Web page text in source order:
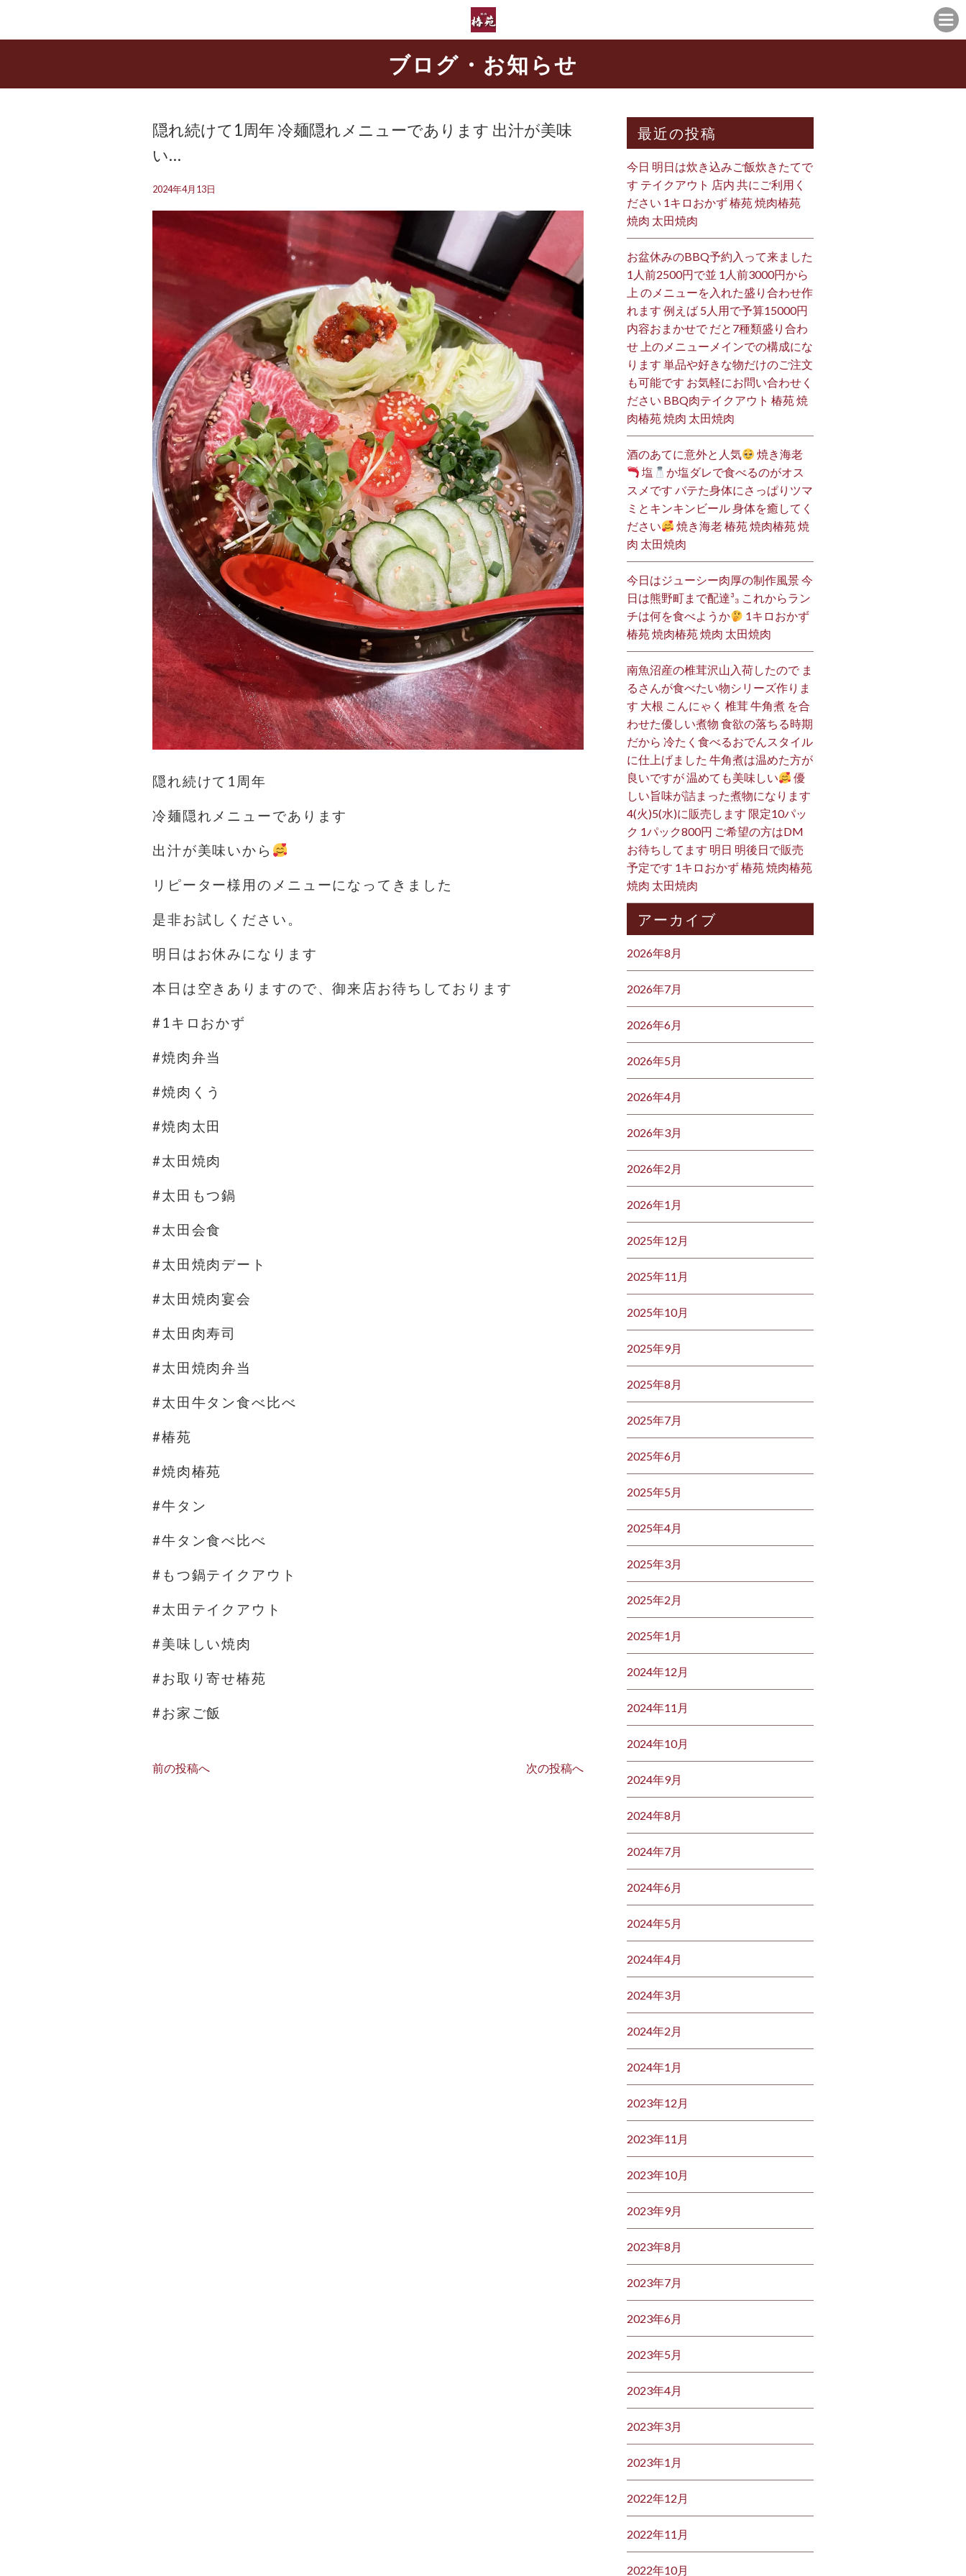
ブログ・お知らせ
隠れ続けて1周年️ 冷麺隠れメニューであります 出汁が美味
い…
2024年4月13日
隠れ続けて1周年️
冷麺隠れメニューであります
出汁が美味いから
リピーター様用のメニューになってきました
是非お試しください。
明日はお休みになります
本日は空きありますので、御来店お待ちしております
#1キロおかず
#焼肉弁当
#焼肉くう
#焼肉太田
#太田焼肉
#太田もつ鍋
#太田会食
#太田焼肉デート
#太田焼肉宴会
#太田肉寿司
#太田焼肉弁当
#太田牛タン食べ比べ
#椿苑
#焼肉椿苑
#牛タン
#牛タン食べ比べ
#もつ鍋テイクアウト
#太田テイクアウト
#美味しい焼肉
#お取り寄せ椿苑
#お家ご飯
前の投稿へ 次の投稿へ
最近の投稿
今日 明日は炊き込みご飯炊きたてで
す テイクアウト 店内 共にご利用く
ださい 1キロおかず 椿苑 焼肉椿苑
焼肉 太田焼肉
お盆休みのBBQ予約入って来ました
1人前2500円で並 1人前3000円から
上 のメニューを入れた盛り合わせ作
れます 例えば 5人用で予算15000円
内容おまかせで だと7種類盛り合わ
せ 上のメニューメインでの構成にな
ります 単品や好きな物だけのご注文
も可能です お気軽にお問い合わせく
ださい BBQ肉テイクアウト 椿苑 焼
肉椿苑 焼肉 太田焼肉
酒のあてに意外と人気
焼き海老
塩
か塩ダレで食べるのがオス
スメです バテた身体にさっぱりツマ
ミとキンキンビール 身体を癒してく
ださい
焼き海老 椿苑 焼肉椿苑 焼
肉 太田焼肉
今日はジューシー肉厚の制作風景 今
日は熊野町まで配達³₃ これからラン
チは何を食べようか
1キロおかず
椿苑 焼肉椿苑 焼肉 太田焼肉
南魚沼産の椎茸沢山入荷したので ま
るさんが食べたい物シリーズ作りま
す 大根 こんにゃく 椎茸 牛角煮 を合
わせた優しい煮物 食欲の落ちる時期
だから 冷たく食べるおでんスタイル
に仕上げました 牛角煮は温めた方が
良いですが 温めても美味しい
優
しい旨味が詰まった煮物になります
4(火)5(水)に販売します 限定10パッ
ク 1パック800円 ご希望の方はDM
お待ちしてます 明日 明後日で販売
予定です 1キロおかず 椿苑 焼肉椿苑
焼肉 太田焼肉
アーカイブ
2026年8月
2026年7月
2026年6月
2026年5月
2026年4月
2026年3月
2026年2月
2026年1月
2025年12月
2025年11月
2025年10月
2025年9月
2025年8月
2025年7月
2025年6月
2025年5月
2025年4月
2025年3月
2025年2月
2025年1月
2024年12月
2024年11月
2024年10月
2024年9月
2024年8月
2024年7月
2024年6月
2024年5月
2024年4月
2024年3月
2024年2月
2024年1月
2023年12月
2023年11月
2023年10月
2023年9月
2023年8月
2023年7月
2023年6月
2023年5月
2023年4月
2023年3月
2023年1月
2022年12月
2022年11月
2022年10月